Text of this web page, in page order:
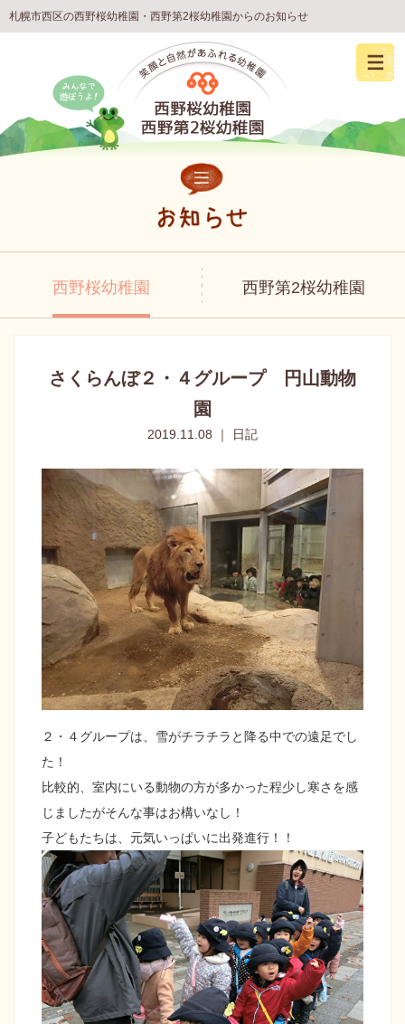
札幌市西区の西野桜幼稚園・西野第2桜幼稚園からのお知らせ
西野桜幼稚園 西野第2桜幼稚園
さくらんぼ２・４グループ 円山動物
園
2019.11.08 ｜ 日記
２・４グループは、雪がチラチラと降る中での遠足でし
た！
比較的、室内にいる動物の方が多かった程少し寒さを感
じましたがそんな事はお構いなし！
子どもたちは、元気いっぱいに出発進行！！